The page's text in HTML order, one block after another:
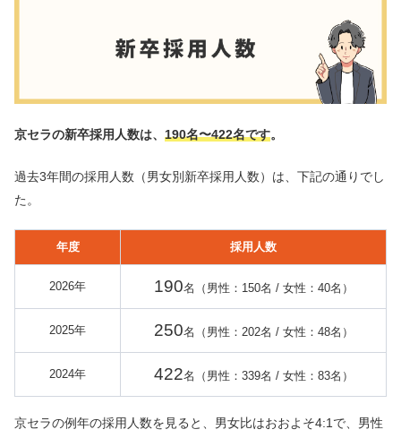
京セラの新卒採用人数は、 190名〜422名です。
過去3年間の採用人数（男女別新卒採用人数）は、下記の通りでし
た。
年度 採用人数
2026年 190名（男性：150名 / 女性：40名）
2025年 250名（男性：202名 / 女性：48名）
2024年 422名（男性：339名 / 女性：83名）
京セラの例年の採用人数を見ると、男女比はおおよそ4:1で、男性